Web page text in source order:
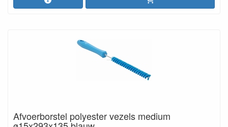
Afvoerborstel polyester vezels medium